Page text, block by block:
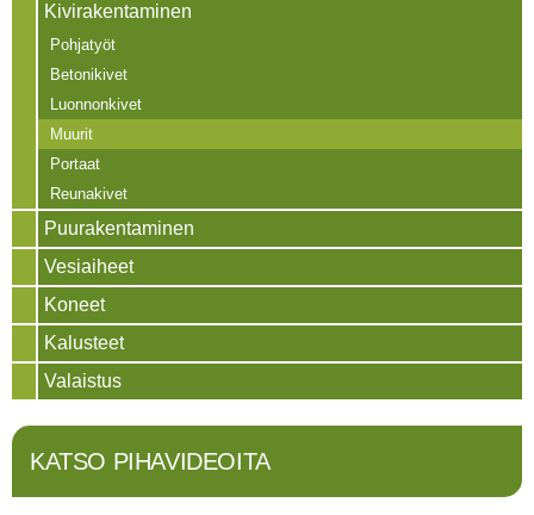
Kivirakentaminen
Pohjatyöt
Betonikivet
Luonnonkivet
Muurit
Portaat
Reunakivet
Puurakentaminen
Vesiaiheet
Koneet
Kalusteet
Valaistus
KATSO PIHAVIDEOITA